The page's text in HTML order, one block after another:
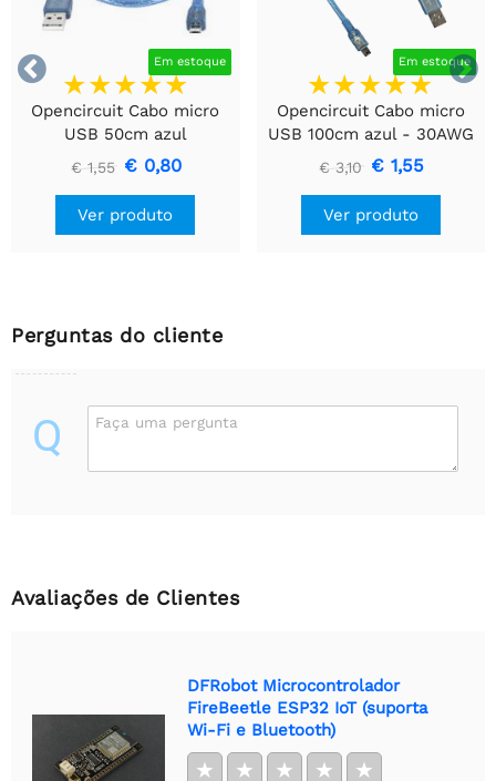

 Em estoque
Opencircuit Cabo micro
USB 50cm azul
€ 1,55 € 0,80
Ver produto
Em estoque
Opencircuit Cabo micro
USB 100cm azul - 30AWG
€ 3,10 € 1,55
Ver produto
Perguntas do cliente
Q Faça uma pergunta
Avaliações de Clientes
DFRobot Microcontrolador
FireBeetle ESP32 IoT (suporta
Wi-Fi e Bluetooth)
★ ★ ★ ★ ★